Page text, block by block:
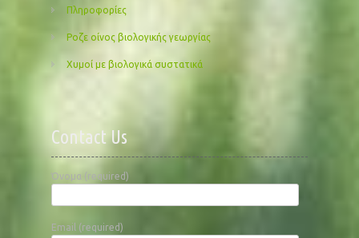
Πληροφορίες
Ροζε οίνος βιολογικής γεωργίας
Χυμοί με βιολογικά συστατικά
Contact Us
Όνομα (required)
Email (required)